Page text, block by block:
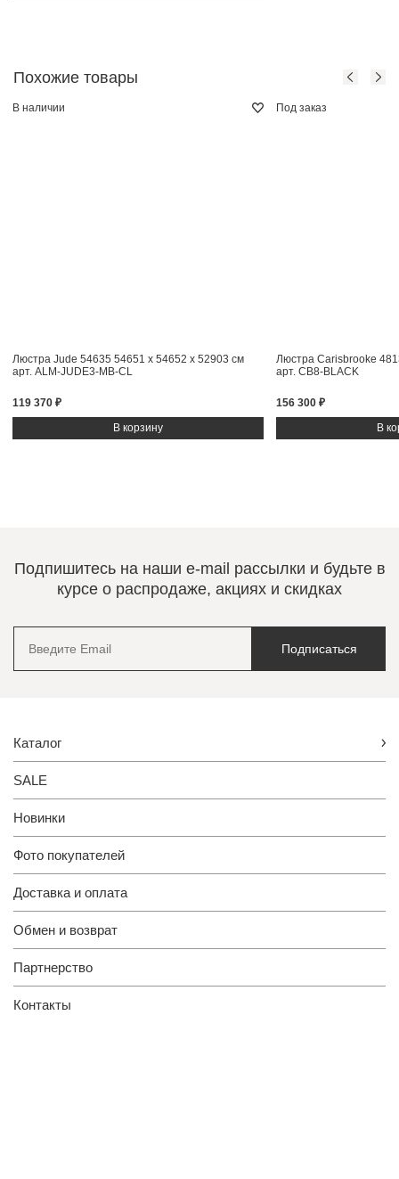
Похожие товары
В наличии
Люстра Jude 54635 54651 x 54652 x 52903 см
арт. ALM-JUDE3-MB-CL
119 370 ₽
Под заказ
Люстра Carisbrooke
арт. CB8-BLACK
156 300 ₽
Подпишитесь на наши e-mail рассылки и будьте в
курсе о распродаже, акциях и скидках
Подписаться
Каталог
SALE
Новинки
Фото покупателей
Доставка и оплата
Обмен и возврат
Партнерство
Контакты